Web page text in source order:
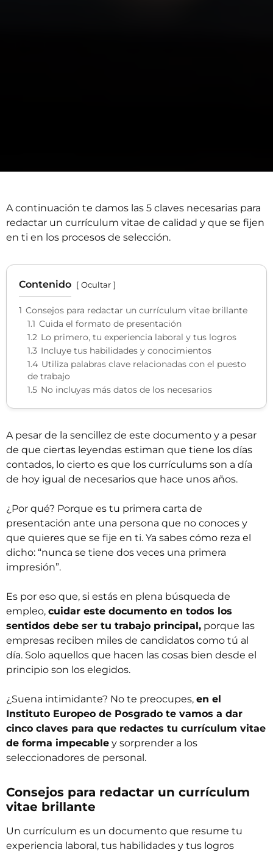
A continuación te damos las 5 claves necesarias para
redactar un currículum vitae de calidad y que se fijen
en ti en los procesos de selección.
Contenido Ocultar
1 Consejos para redactar un currículum vitae brillante
1.1 Cuida el formato de presentación
1.2 Lo primero, tu experiencia laboral y tus logros
1.3 Incluye tus habilidades y conocimientos
1.4 Utiliza palabras clave relacionadas con el puesto
de trabajo
1.5 No incluyas más datos de los necesarios
A pesar de la sencillez de este documento y a pesar
de que ciertas leyendas estiman que tiene los días
contados, lo cierto es que los currículums son a día
de hoy igual de necesarios que hace unos años.
¿Por qué? Porque es tu primera carta de
presentación ante una persona que no conoces y
que quieres que se fije en ti. Ya sabes cómo reza el
dicho: “nunca se tiene dos veces una primera
impresión”.
Es por eso que, si estás en plena búsqueda de
empleo, cuidar este documento en todos los
sentidos debe ser tu trabajo principal, porque las
empresas reciben miles de candidatos como tú al
día. Solo aquellos que hacen las cosas bien desde el
principio son los elegidos.
¿Suena intimidante? No te preocupes, en el
Instituto Europeo de Posgrado te vamos a dar
cinco claves para que redactes tu currículum vitae
de forma impecable y sorprender a los
seleccionadores de personal.
Consejos para redactar un currículum
vitae brillante
Un currículum es un documento que resume tu
experiencia laboral, tus habilidades y tus logros